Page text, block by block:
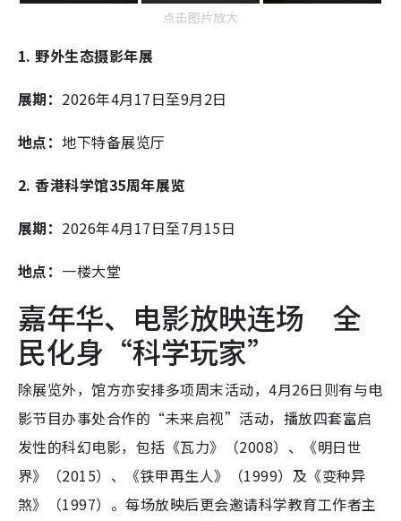
点击图片放大
1. 野外生态摄影年展
展期： 2026年4月17日至9月2日
地点：地下特备展览厅
2. 香港科学馆35周年展览
展期： 2026年4月17日至7月15日
地点： 一楼大堂
嘉年华、电影放映连场 全
民化身“科学玩家”
除展览外，馆方亦安排多项周末活动，4月26日则有与电
影节目办事处合作的“未来启视”活动，播放四套富启
发性的科幻电影，包括《瓦力》（2008）、《明日世
界》（2015）、《铁甲再生人》（1999）及《变种异
煞》（1997）。每场放映后更会邀请科学教育工作者主